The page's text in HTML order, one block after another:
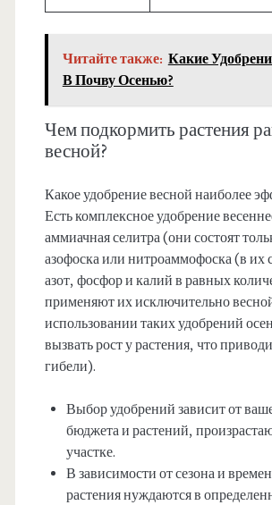
Читайте также: Какие
В Почву Осенью?
Чем подкормить растения
весной?
Какое удобрение весной наиболее
Есть комплексное удобрение
аммиачная селитра (они состоят
азофоска или нитроаммофоска (в их
азот, фосфор и калий в равных
применяют их исключительно
использовании таких удобрений
вызвать рост у растения, что
гибели).
Выбор удобрений зависит от
бюджета и растений,
участке.
В зависимости от сезона и
растения нуждаются в